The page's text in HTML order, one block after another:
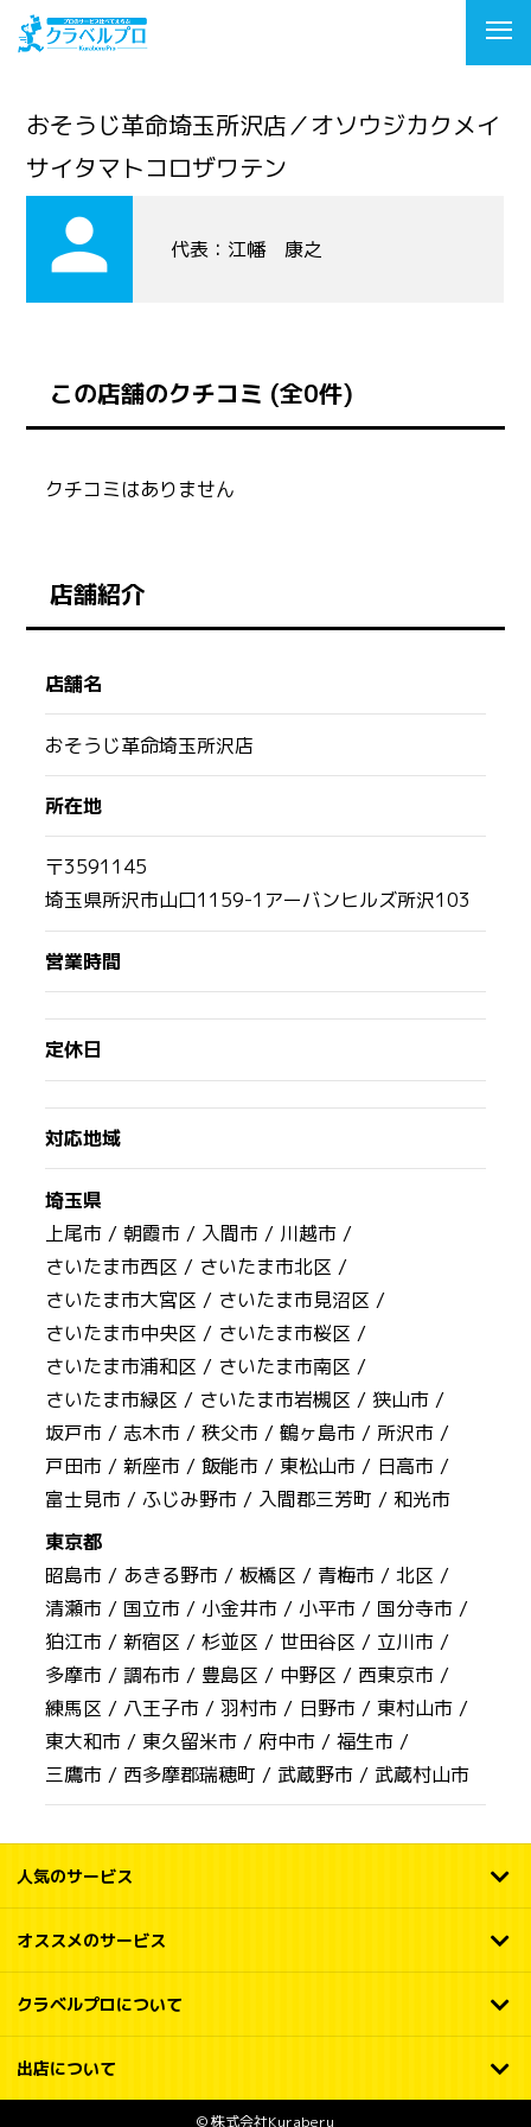
おそうじ革命埼玉所沢店／オソウジカクメイ
サイタマトコロザワテン
person 代表：江幡 康之
この店舗のクチコミ (全0件)
クチコミはありません
店舗紹介
店舗名
おそうじ革命埼玉所沢店
所在地
〒3591145
埼玉県所沢市山口1159-1アーバンヒルズ所沢103
営業時間
定休日
対応地域
埼玉県
上尾市 / 朝霞市 / 入間市 / 川越市 /
さいたま市西区 / さいたま市北区 /
さいたま市大宮区 / さいたま市見沼区 /
さいたま市中央区 / さいたま市桜区 /
さいたま市浦和区 / さいたま市南区 /
さいたま市緑区 / さいたま市岩槻区 / 狭山市 /
坂戸市 /志木市 /秩父市 /鶴ヶ島市 / 所沢市 /
戸田市 /新座市 /飯能市 /東松山市 / 日高市 /
富士見市 /ふじみ野市 / 入間郡三芳町 / 和光市
東京都
昭島市 / あきる野市 /板橋区 / 青梅市 /北区 /
清瀬市 / 国立市 / 小金井市 / 小平市 / 国分寺市 /
狛江市 /新宿区 /杉並区 / 世田谷区 / 立川市 /
多摩市 /調布市 / 豊島区 / 中野区 / 西東京市 /
練馬区 / 八王子市 /羽村市 / 日野市 /東村山市 /
東大和市 /東久留米市 /府中市 /福生市 /
三鷹市 / 西多摩郡瑞穂町 / 武蔵野市 / 武蔵村山市
人気のサービス
オススメのサービス
クラベルプロについて
出店について
© 株式会社Kuraberu